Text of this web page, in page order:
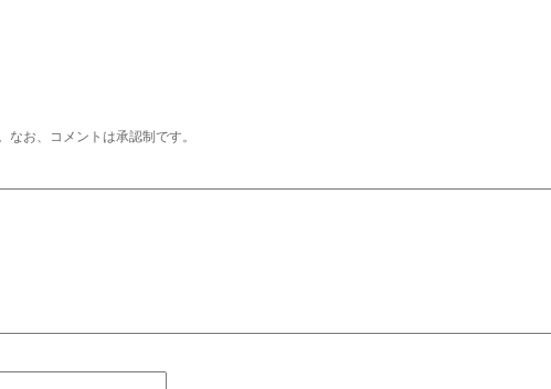
お、コメントは承認制です。